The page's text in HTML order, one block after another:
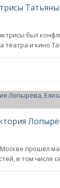
был
театра и кино
прошёл
в том числе